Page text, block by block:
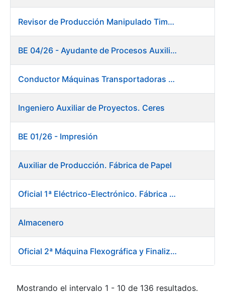
Mostrar/Ocultar
Revisor de Producción Manipulado Timbre
BE 04/26 - Ayudante de Procesos Auxiliares. Fábrica de Papel
Conductor Máquinas Transportadoras Elevadoras. Fábrica Papel
Ingeniero Auxiliar de Proyectos. Ceres
BE 01/26 - Impresión
Auxiliar de Producción. Fábrica de Papel
Oficial 1ª Eléctrico-Electrónico. Fábrica Papel
Almacenero
Oficial 2ª Máquina Flexográfica y Finalizado
Mostrando el intervalo 1 - 10 de 136 resultados.